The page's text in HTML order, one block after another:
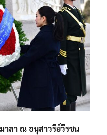
าลา ณ อนุสาวรีย์วีรชน